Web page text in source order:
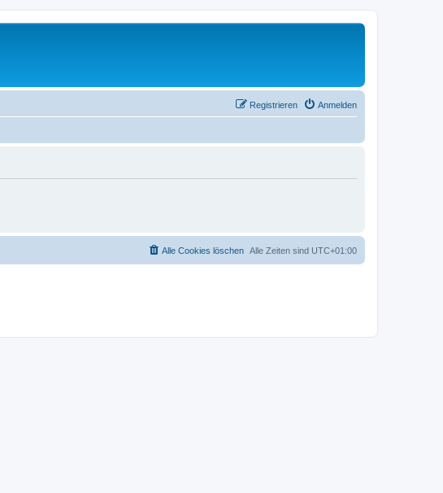
Anmelden
Registrieren
Alle Zeiten sind UTC+01:00
Alle Cookies löschen